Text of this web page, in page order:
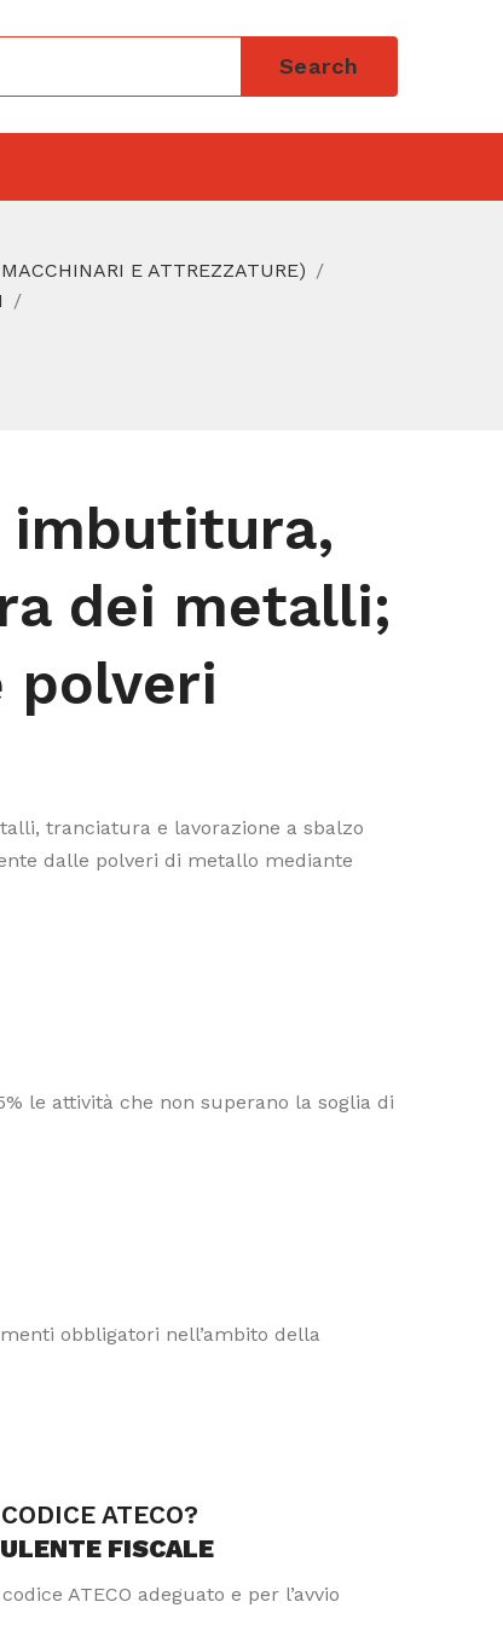
Search
E ATTREZZATURE)
imbutitura,
dei metalli;
polveri
tranciatura e lavorazione a sbalzo
dalle polveri di metallo mediante
le attività che non superano la soglia di
obbligatori nell’ambito della
ATECO?
FISCALE
ATECO adeguato e per l’avvio